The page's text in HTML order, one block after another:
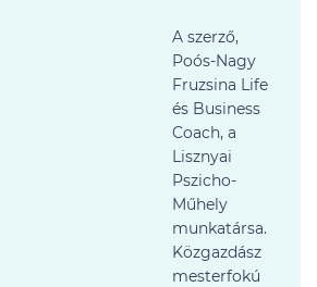
A szerző,
Poós-Nagy
Fruzsina Life
és Business
Coach, a
Lisznyai
Pszicho-
Műhely
munkatársa.
Közgazdász
mesterfokú